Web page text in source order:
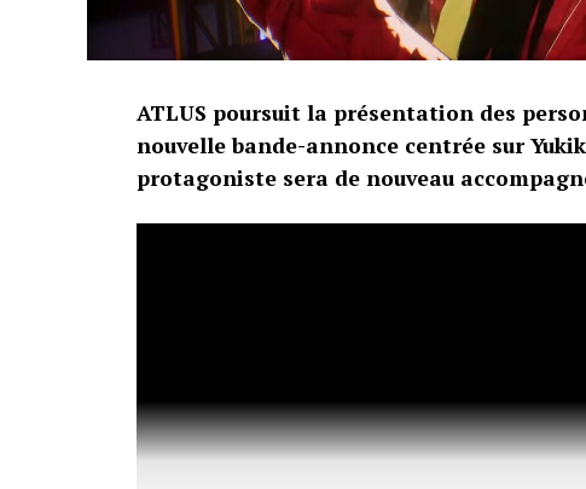
ATLUS poursuit la présentation des
nouvelle bande-annonce centrée sur
protagoniste sera de nouveau